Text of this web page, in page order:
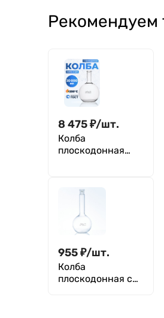
Рекомендуем
8 475₽/шт.
Колба
плоскодонная
955₽/шт.
Колба
плоскодонная с